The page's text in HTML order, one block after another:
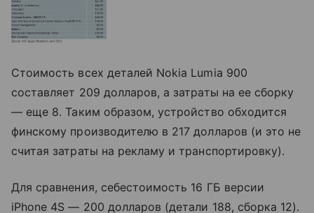
Стоимость всех деталей Nokia Lumia 900
составляет 209 долларов, а затраты на ее сборку
— еще 8. Таким образом, устройство обходится
финскому производителю в 217 долларов (и это не
считая затраты на рекламу и транспортировку).
Для сравнения, себестоимость 16 ГБ версии
iPhone 4S — 200 долларов (детали 188, сборка 12).